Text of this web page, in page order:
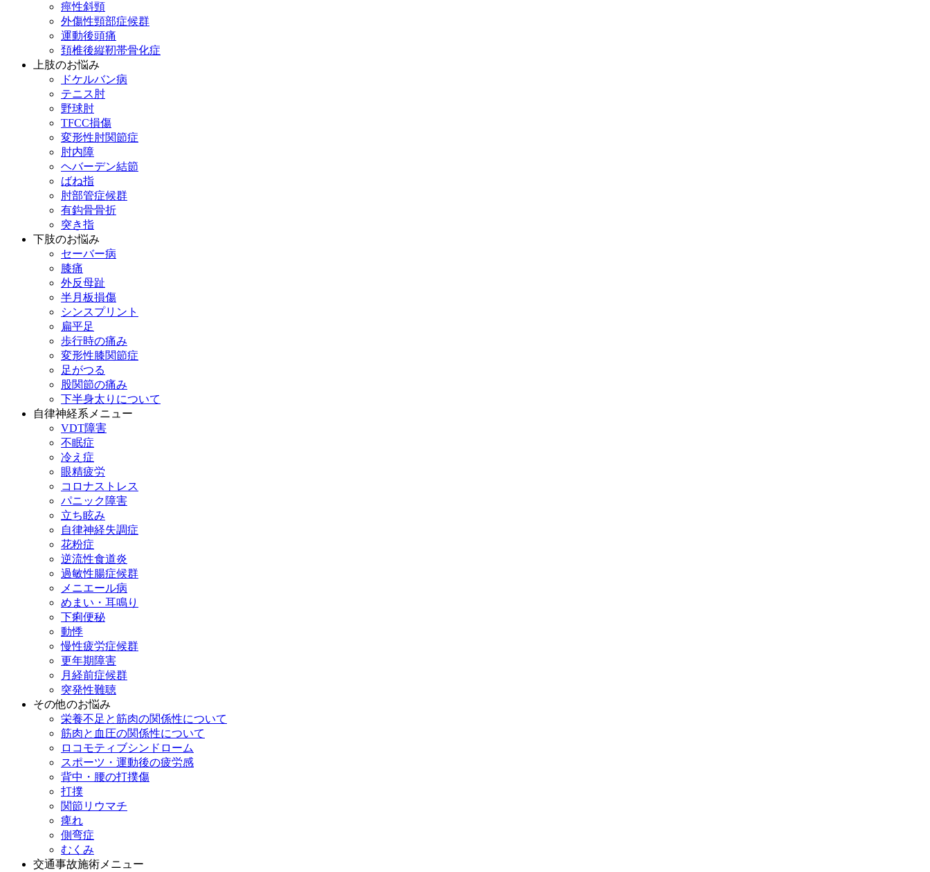
痙性斜頸
外傷性頸部症候群
運動後頭痛
頚椎後縦靭帯骨化症
上肢のお悩み
ドケルバン病
テニス肘
野球肘
TFCC損傷
変形性肘関節症
肘内障
ヘバーデン結節
ばね指
肘部管症候群
有鈎骨骨折
突き指
下肢のお悩み
セーバー病
膝痛
外反母趾
半月板損傷
シンスプリント
扁平足
歩行時の痛み
変形性膝関節症
足がつる
股関節の痛み
下半身太りについて
自律神経系メニュー
VDT障害
不眠症
冷え症
眼精疲労
コロナストレス
パニック障害
立ち眩み
自律神経失調症
花粉症
逆流性食道炎
過敏性腸症候群
メニエール病
めまい・耳鳴り
下痢便秘
動悸
慢性疲労症候群
更年期障害
月経前症候群
突発性難聴
その他のお悩み
栄養不足と筋肉の関係性について
筋肉と血圧の関係性について
ロコモティブシンドローム
スポーツ・運動後の疲労感
背中・腰の打撲傷
打撲
関節リウマチ
痺れ
側弯症
むくみ
交通事故施術メニュー